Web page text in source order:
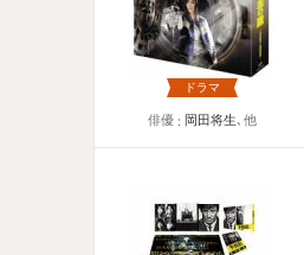
ドラマ
俳優 岡田将生､他